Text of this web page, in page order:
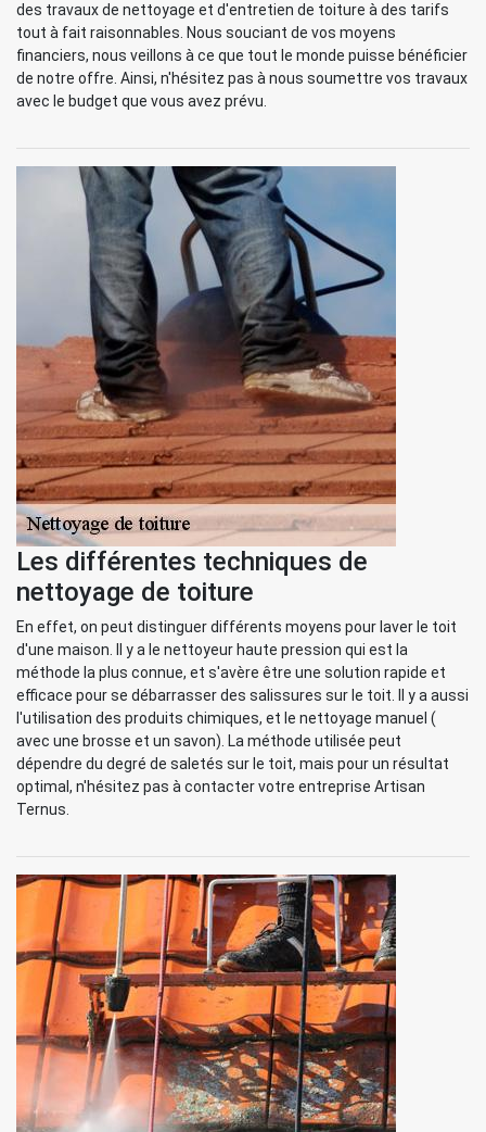
des travaux de nettoyage et d'entretien de toiture à des tarifs
tout à fait raisonnables. Nous souciant de vos moyens
financiers, nous veillons à ce que tout le monde puisse bénéficier
de notre offre. Ainsi, n'hésitez pas à nous soumettre vos travaux
avec le budget que vous avez prévu.
Les différentes techniques de
nettoyage de toiture
En effet, on peut distinguer différents moyens pour laver le toit
d'une maison. Il y a le nettoyeur haute pression qui est la
méthode la plus connue, et s'avère être une solution rapide et
efficace pour se débarrasser des salissures sur le toit. Il y a aussi
l'utilisation des produits chimiques, et le nettoyage manuel (
avec une brosse et un savon). La méthode utilisée peut
dépendre du degré de saletés sur le toit, mais pour un résultat
optimal, n'hésitez pas à contacter votre entreprise Artisan
Ternus.